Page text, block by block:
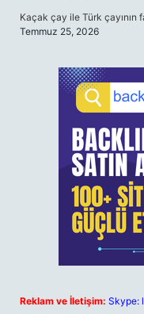
Kaçak çay ile Türk çayının
Temmuz 25, 2026
Reklam ve İletişim: Skype: